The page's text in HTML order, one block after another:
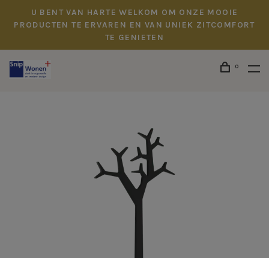
U BENT VAN HARTE WELKOM OM ONZE MOOIE
PRODUCTEN TE ERVAREN EN VAN UNIEK ZITCOMFORT
TE GENIETEN
0